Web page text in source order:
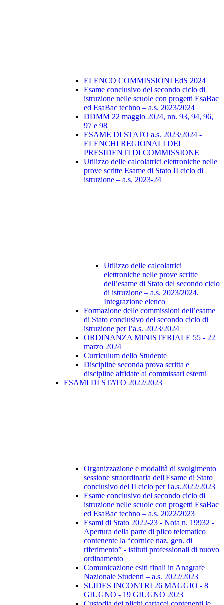
ELENCO COMMISSIONI EdS 2024
Esame conclusivo del secondo ciclo di
istruzione nelle scuole con progetti EsaBac
ed EsaBac techno – a.s. 2023/2024
DDMM 22 maggio 2024, nn. 93, 94, 96,
97 e 98
ESAME DI STATO a.s. 2023/2024 -
ELENCHI REGIONALI DEI
PRESIDENTI DI COMMISSIONE
Utilizzo delle calcolatrici elettroniche nelle
prove scritte Esame di Stato II ciclo di
istruzione – a.s. 2023-24
Utilizzo delle calcolatrici
elettroniche nelle prove scritte
dell’esame di Stato del secondo ciclo
di istruzione – a.s. 2023/2024.
Integrazione elenco
Formazione delle commissioni dell’esame
di Stato conclusivo del secondo ciclo di
istruzione per l’a.s. 2023/2024
ORDINANZA MINISTERIALE 55 - 22
marzo 2024
Curriculum dello Studente
Discipline seconda prova scritta e
discipline affidate ai commissari esterni
ESAMI DI STATO 2022/2023
Organizzazione e modalità di svolgimento
sessione straordinaria dell'Esame di Stato
conclusivo del II ciclo per l'a.s.2022/2023
Esame conclusivo del secondo ciclo di
istruzione nelle scuole con progetti EsaBac
ed EsaBac techno – a.s. 2022/2023
Esami di Stato 2022-23 - Nota n. 19932 -
Apertura della parte di plico telematico
contenente la “cornice naz. gen. di
riferimento” - istituti professionali di nuovo
ordinamento
Comunicazione esiti finali in Anagrafe
Nazionale Studenti – a.s. 2022/2023
SLIDES INCONTRI 26 MAGGIO - 8
GIUGNO - 19 GIUGNO 2023